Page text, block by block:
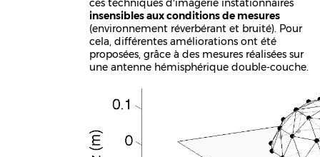
ces techniques d'imagerie instationnaires
insensibles aux conditions de mesures
(environnement réverbérant et bruité). Pour
cela, différentes améliorations ont été
proposées, grâce à des mesures réalisées sur
une antenne hémisphérique double-couche.